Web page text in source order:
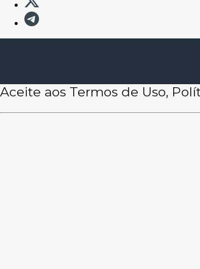
Aceite aos Termos de Uso,